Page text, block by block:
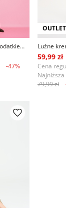
Luźne czarne spodnie z dodatkiem modalu
-47%
OUTLET
Luźne
59,99 zł
Cena
79,99 zł